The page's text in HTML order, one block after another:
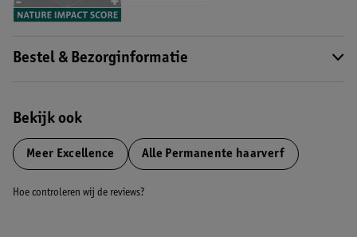
Bestel & Bezorginformatie
Bekijk ook
Meer Excellence Alle Permanente haarverf
Hoe controleren wij de reviews?